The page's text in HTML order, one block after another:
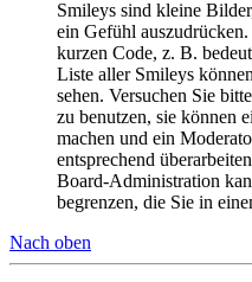
Smileys sind kleine
ein Gefühl
kurzen Code, z. B.
Liste aller Smileys
sehen. Versuchen Sie
zu benutzen, sie können
machen und ein
entsprechend
Board-Administration
begrenzen, die Sie in
Nach oben